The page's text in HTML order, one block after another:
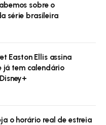
sobre o
série brasileira
Easton Ellis assina
já tem calendário
o horário real de estreia